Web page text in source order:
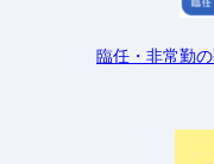
臨任・非常勤